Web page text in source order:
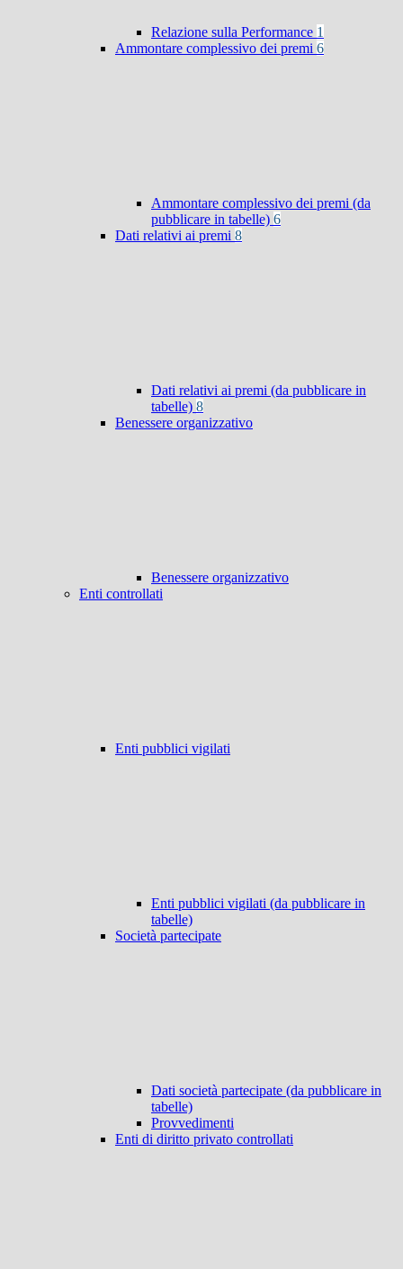
Relazione sulla Performance 1
Ammontare complessivo dei premi 6
Ammontare complessivo dei premi (da
pubblicare in tabelle) 6
Dati relativi ai premi 8
Dati relativi ai premi (da pubblicare in
tabelle) 8
Benessere organizzativo
Benessere organizzativo
Enti controllati
Enti pubblici vigilati
Enti pubblici vigilati (da pubblicare in
tabelle)
Società partecipate
Dati società partecipate (da pubblicare in
tabelle)
Provvedimenti
Enti di diritto privato controllati